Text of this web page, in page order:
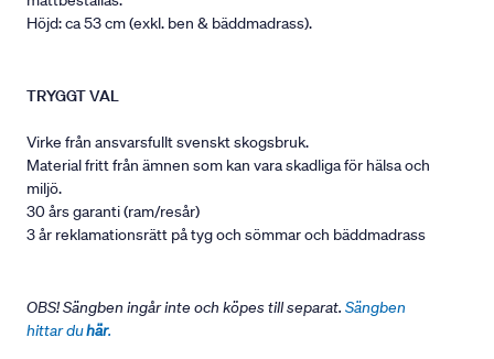
Höjd: ca 53 cm (exkl. ben & bäddmadrass).
TRYGGT VAL
Virke från ansvarsfullt svenskt skogsbruk.
Material fritt från ämnen som kan vara skadliga för hälsa och
miljö.
30 års garanti (ram/resår)
3 år reklamationsrätt på tyg och sömmar och bäddmadrass
OBS! Sängben ingår inte och köpes till separat. Sängben
hittar duhär.